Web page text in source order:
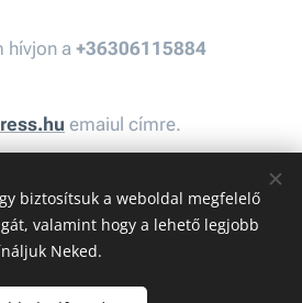
hívjon a +36306115884
emaiul címre.
biztosítsuk a weboldal megfelelő
valamint hogy a lehető legjobb
Neked.